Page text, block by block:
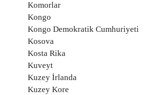
Komorlar
Kongo
Kongo Demokratik Cumhuriyeti
Kosova
Kosta Rika
Kuveyt
Kuzey İrlanda
Kuzey Kore